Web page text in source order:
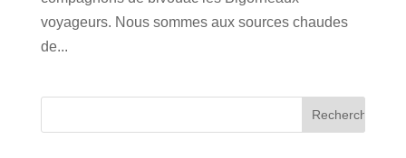
voyageurs. Nous sommes aux sources chaudes
de...